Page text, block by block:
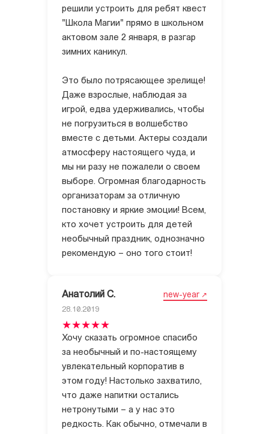
решили устроить для ребят квест
"Школа Магии" прямо в школьном
актовом зале 2 января, в разгар
зимних каникул.
Это было потрясающее зрелище!
Даже взрослые, наблюдая за
игрой, едва удерживались, чтобы
не погрузиться в волшебство
вместе с детьми. Актеры создали
атмосферу настоящего чуда, и
мы ни разу не пожалели о своем
выборе. Огромная благодарность
организаторам за отличную
постановку и яркие эмоции! Всем,
кто хочет устроить для детей
необычный праздник, однозначно
рекомендую – оно того стоит!
Анатолий С. new-year
28.10.2019
Хочу сказать огромное спасибо
за необычный и по-настоящему
увлекательный корпоратив в
этом году! Настолько захватило,
что даже напитки остались
нетронутыми – а у нас это
редкость. Как обычно, отмечали в